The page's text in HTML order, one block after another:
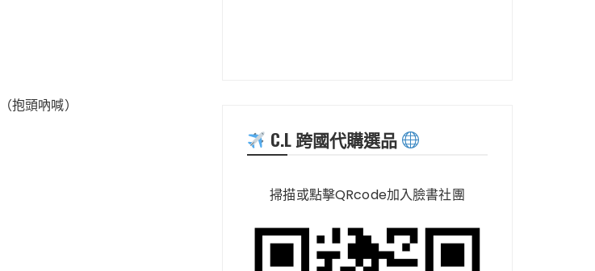
（抱頭吶喊）
C.L 跨國代購選品
掃描或點擊QRcode加入臉書社團